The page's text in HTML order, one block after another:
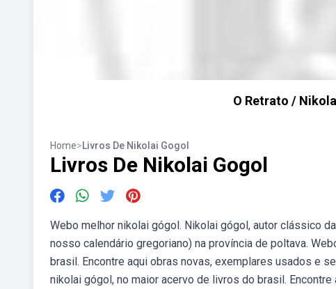
O Retrato /
Home>Livros De Nikolai Gogol
Livros De Nikolai Gogol
Webo melhor nikolai gógol. Nikolai gógol, autor clássico
nosso calendário gregoriano) na província de poltava.
brasil. Encontre aqui obras novas, exemplares usados e
nikolai gógol, no maior acervo de livros do brasil.